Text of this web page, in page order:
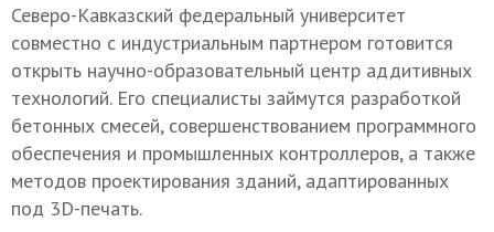
Северо-Кавказский федеральный университет
совместно с индустриальным партнером готовится
открыть научно-образовательный центр аддитивных
технологий. Его специалисты займутся разработкой
бетонных смесей, совершенствованием программного
обеспечения и промышленных контроллеров, а также
методов проектирования зданий, адаптированных
под 3D-печать.